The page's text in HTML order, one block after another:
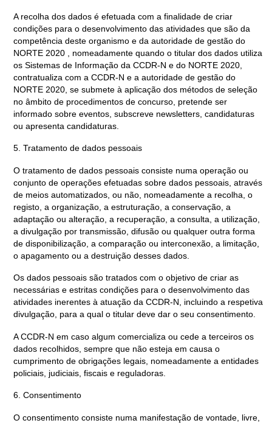
A recolha dos dados é efetuada com a finalidade de criar
condições para o desenvolvimento das atividades que são da
competência deste organismo e da autoridade de gestão do
NORTE 2020 , nomeadamente quando o titular dos dados utiliza
os Sistemas de Informação da CCDR-N e do NORTE 2020,
contratualiza com a CCDR-N e a autoridade de gestão do
NORTE 2020, se submete à aplicação dos métodos de seleção
no âmbito de procedimentos de concurso, pretende ser
informado sobre eventos, subscreve newsletters, candidaturas
ou apresenta candidaturas.
5. Tratamento de dados pessoais
O tratamento de dados pessoais consiste numa operação ou
conjunto de operações efetuadas sobre dados pessoais, através
de meios automatizados, ou não, nomeadamente a recolha, o
registo, a organização, a estruturação, a conservação, a
adaptação ou alteração, a recuperação, a consulta, a utilização,
a divulgação por transmissão, difusão ou qualquer outra forma
de disponibilização, a comparação ou interconexão, a limitação,
o apagamento ou a destruição desses dados.
Os dados pessoais são tratados com o objetivo de criar as
necessárias e estritas condições para o desenvolvimento das
atividades inerentes à atuação da CCDR-N, incluindo a respetiva
divulgação, para a qual o titular deve dar o seu consentimento.
A CCDR-N em caso algum comercializa ou cede a terceiros os
dados recolhidos, sempre que não esteja em causa o
cumprimento de obrigações legais, nomeadamente a entidades
policiais, judiciais, fiscais e reguladoras.
6. Consentimento
O consentimento consiste numa manifestação de vontade, livre,